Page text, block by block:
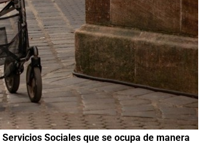
Sociales que se ocupa de manera